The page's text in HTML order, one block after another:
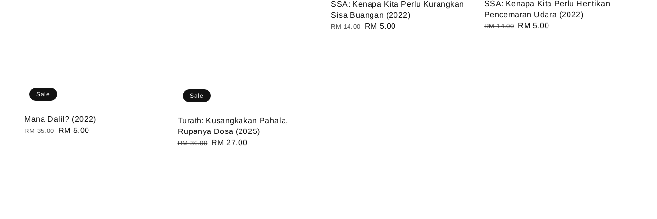
Sale
Mana Dalil? (2022)
Regular
RM 35.00
Sale
RM 5.00
Sale
Turath: Kusangkakan Pahala,
Rupanya Dosa (2025)
Regular
RM 30.00 Sale
RM 27.00
SSA: Kenapa Kita Perlu Kurangkan
Sisa Buangan (2022)
Regular
RM 14.00
Sale
RM 5.00
SSA: Kenapa Kita Perlu Hentikan
Pencemaran Udara (2022)
Regular
RM 14.00 Sale
RM 5.00